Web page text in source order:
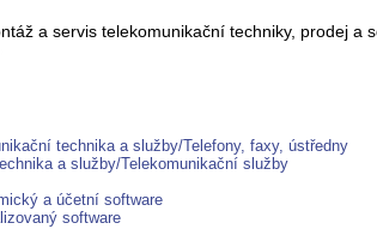
a servis telekomunikační techniky, prodej a
technika a služby/Telefony, faxy, ústředny
a služby/Telekomunikační služby
a účetní software
software